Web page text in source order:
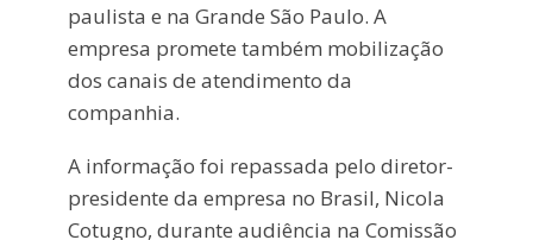
paulista e na Grande São Paulo. A
empresa promete também mobilização
dos canais de atendimento da
companhia.
A informação foi repassada pelo diretor-
presidente da empresa no Brasil, Nicola
Cotugno, durante audiência na Comissão